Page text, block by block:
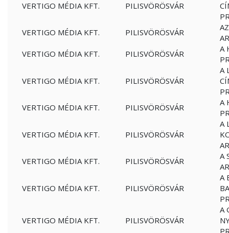
VERTIGO MÉDIA KFT. PILISVÖRÖSVÁR
VERTIGO MÉDIA KFT.
PILISVÖRÖSVÁR
VERTIGO MÉDIA KFT.
PILISVÖRÖSVÁR
A
VERTIGO MÉDIA KFT. PILISVÖRÖSVÁR
A
VERTIGO MÉDIA KFT.
PILISVÖRÖSVÁR
A
VERTIGO MÉDIA KFT. PILISVÖRÖSVÁR
A
VERTIGO MÉDIA KFT.
PILISVÖRÖSVÁR
A
VERTIGO MÉDIA KFT. PILISVÖRÖSVÁR
A
VERTIGO MÉDIA KFT. PILISVÖRÖSVÁR
A